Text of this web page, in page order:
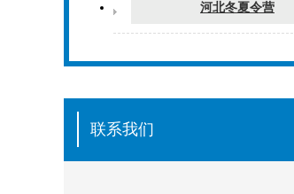
河北冬夏令营
联系我们